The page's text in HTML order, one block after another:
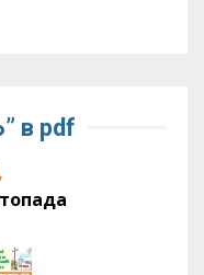
в pdf